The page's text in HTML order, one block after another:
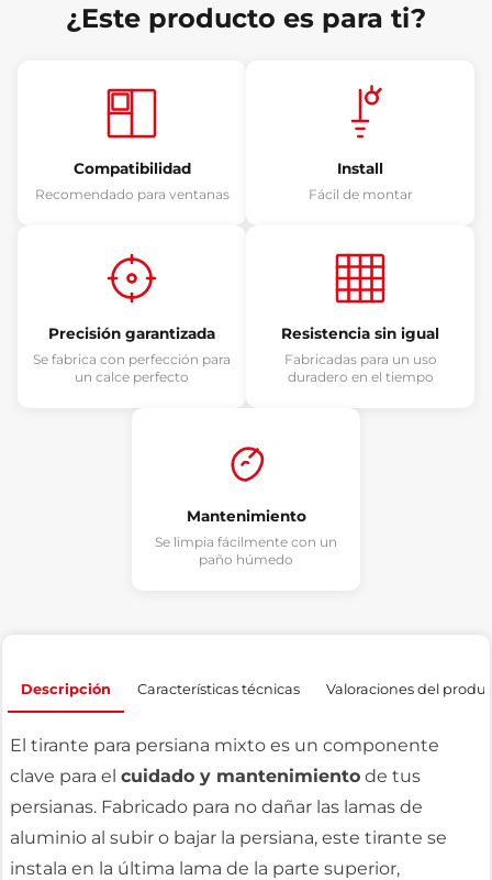
¿Este producto es para ti?
Compatibilidad
Recomendado para ventanas
Install
Fácil de montar
Precisión garantizada
Se fabrica con perfección para
un calce perfecto
Resistencia sin igual
Fabricadas para un uso
duradero en el tiempo
Mantenimiento
Se limpia fácilmente con un
paño húmedo
Descripción Características técnicas Valoraciones del
El tirante para persiana mixto es un componente
clave para elcuidado y mantenimiento de tus
persianas. Fabricado para no dañar las lamas de
aluminio al subir o bajar la persiana, este tirante se
instala en la última lama de la parte superior,